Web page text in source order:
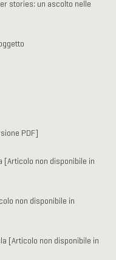
stories: un ascolto nelle
PDF]
[Articolo non disponibile in
non disponibile in
[Articolo non disponibile in